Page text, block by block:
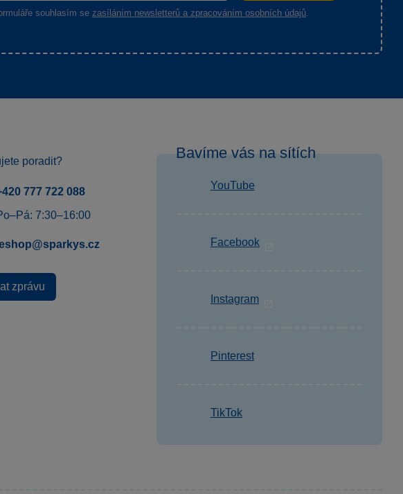
souhlasím se zasíláním newsletterů a zpracováním osobních údajů
poradit?
777 722 088
7:30–16:00
zprávu
Bavíme vás na sítích
YouTube
Facebook
Instagram
Pinterest
TikTok